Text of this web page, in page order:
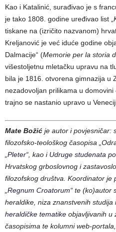
Kao i Katalinić, surađivao je s
je tako 1808. godine uređivao list „
tiskane na (izričito nazvanom)
Kreljanović je već iduće godine
Dalmacije“ (Memorie per la storia
višestoljetnu mletačku upravu na
bila je 1816. otvorena gimnazija u
nezadovoljan prilikama u
trajno se nastanio upravo u
Mate Božić je autor i povjesničar:
filozofsko-teološkog časopisa
„Pleter“ , kao i Udruge studenata
Hrvatskog grboslovnog i
filozofskog društva. Koordinator je
„Regnum Croatorum“ te (ko)autor
heraldike, niza znanstvenih studija
heraldičke tematike objavljivanih u
časopisima te kolumni web-